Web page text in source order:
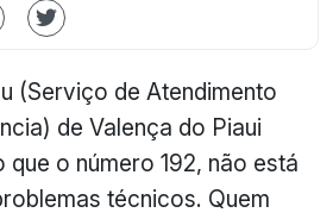
(Serviço de Atendimento
de Valença do Piaui
o número 192, não está
técnicos. Quem